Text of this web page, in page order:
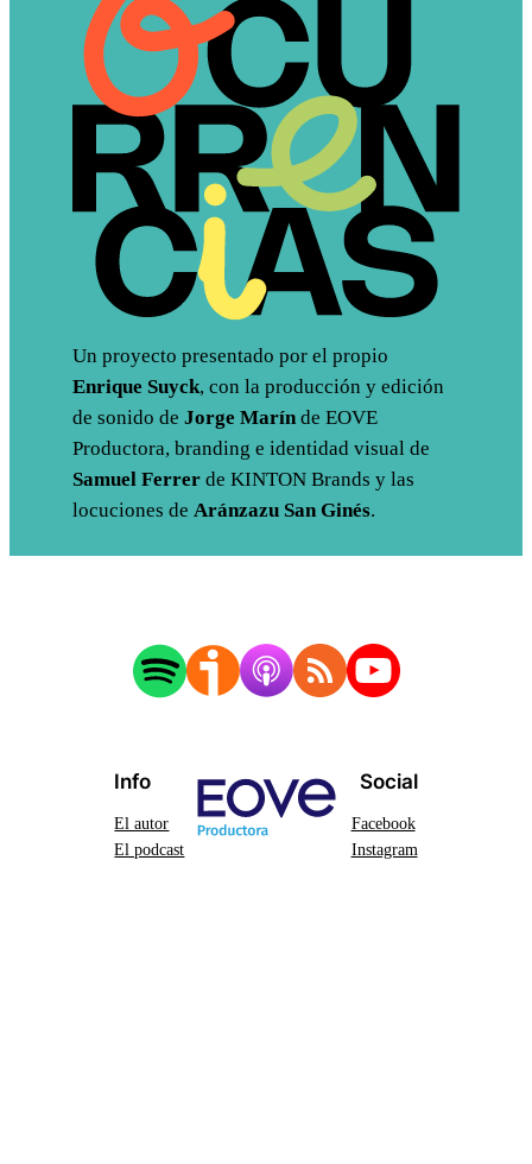
Un proyecto presentado por el propio
Enrique Suyck, con la producción y edición
de sonido de Jorge Marínde EOVE
Productora, branding e identidad visual de
Samuel Ferrerde KINTON Brands y las
locuciones de Aránzazu San Ginés.
Info
El autor
El podcast
Social
Facebook
Instagram